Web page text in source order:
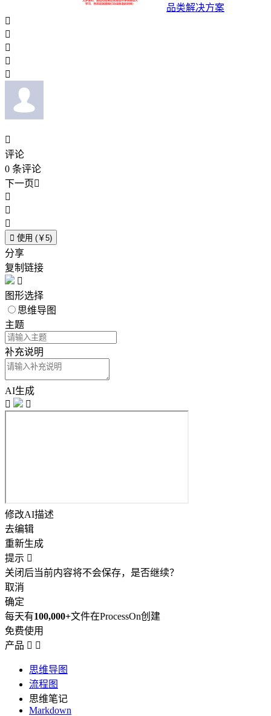
品类解决方案






评论
0 条评论
下一页



 使用 (￥5)
分享
复制链接

图形选择
思维导图
主题
补充说明
AI生成


修改AI描述
去编辑
重新生成
提示 
关闭后当前内容将不会保存，是否继续？
取消
确定
每天有100,000+文件在ProcessOn创建
免费使用
产品  
思维导图
流程图
思维笔记
Markdown